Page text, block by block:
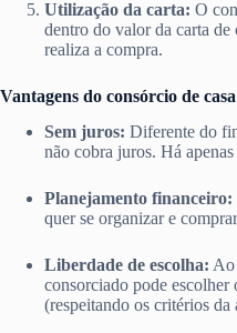
Utilização da carta: O
dentro do valor da carta de
realiza a compra.
Vantagens do consórcio de casa
Sem juros: Diferente do
não cobra juros. Há
Planejamento financeiro:
quer se organizar e
Liberdade de escolha: Ao
consorciado pode
(respeitando os critérios da